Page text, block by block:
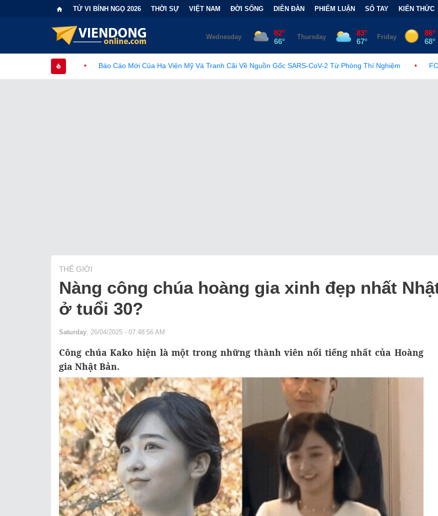
TỬ VI BÍNH NGỌ 2026 THỜI SỰ VIỆT NAM ĐỜI SỐNG DIỄN ĐÀN PHIẾM LUẬN SỔ TAY KIẾN THỨC
Báo Cáo Mới Của Hạ Viện Mỹ Và Tranh Cãi Về Nguồn Gốc SARS-CoV-2 Từ Phòng Thí Nghiệm • FCC Chính Thức Ban
THẾ GIỚI
Nàng công chúa hoàng gia xinh đẹp nhất
ở tuổi 30?
Saturday , 26/04/2025 - 07:48:56 AM
Công chúa Kako hiện là một trong những thành viên nổi tiếng nhất của Hoàng
gia Nhật Bản.